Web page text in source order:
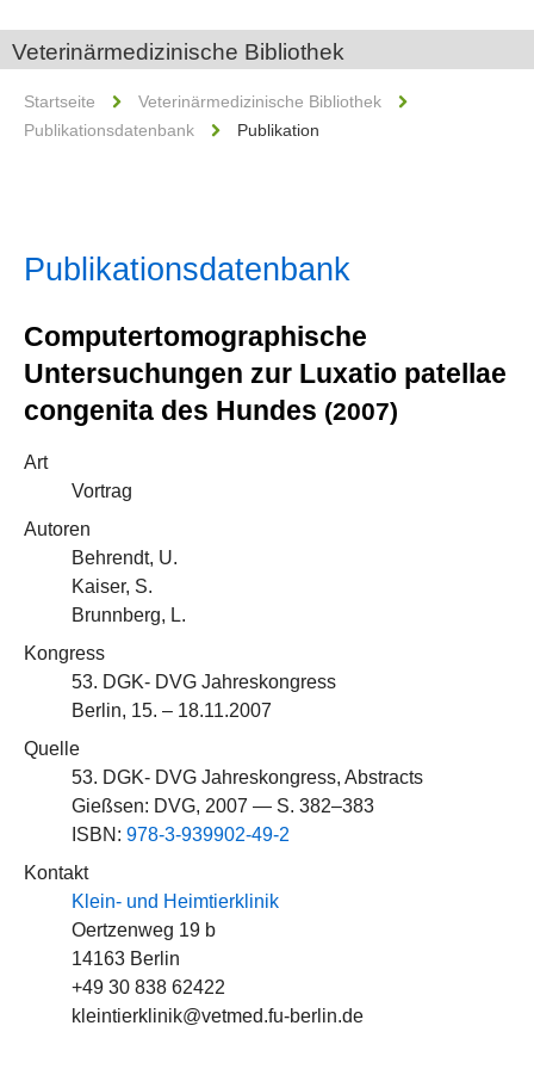
Veterinärmedizinische Bibliothek
Startseite
Veterinärmedizinische Bibliothek
Publikationsdatenbank
Publikation
Publikationsdatenbank
Computertomographische
Untersuchungen zur Luxatio patellae
congenita des Hundes (2007)
Art
Vortrag
Autoren
Behrendt, U.
Kaiser, S.
Brunnberg, L.
Kongress
53. DGK- DVG Jahreskongress
Berlin, 15. – 18.11.2007
Quelle
53. DGK- DVG Jahreskongress, Abstracts
Gießsen: DVG, 2007 — S. 382–383
ISBN: 978-3-939902-49-2
Kontakt
Klein- und Heimtierklinik
Oertzenweg 19 b
14163 Berlin
+49 30 838 62422
kleintierklinik@vetmed.fu-berlin.de